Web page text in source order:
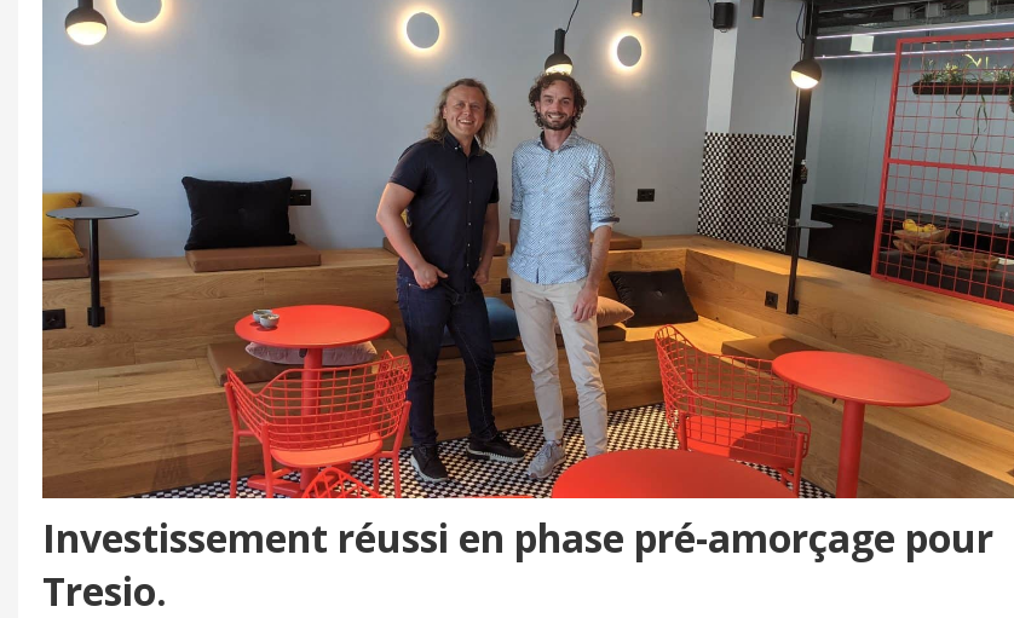
Investissement réussi en phase pré-amorçage pour
Tresio.